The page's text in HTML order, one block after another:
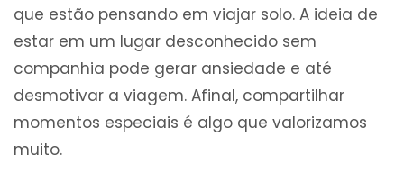
que estão pensando em viajar solo. A ideia de
estar em um lugar desconhecido sem
companhia pode gerar ansiedade e até
desmotivar a viagem. Afinal, compartilhar
momentos especiais é algo que valorizamos
muito.